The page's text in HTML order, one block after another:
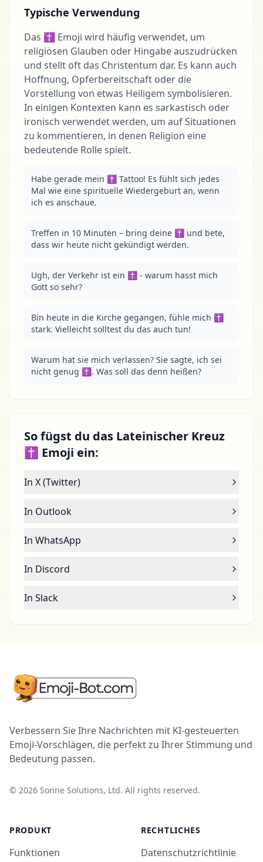
Typische Verwendung
Das ✝ Emoji wird häufig verwendet, um
religiösen Glauben oder Hingabe auszudrücken
und stellt oft das Christentum dar. Es kann auch
Hoffnung, Opferbereitschaft oder die
Vorstellung von etwas Heiligem symbolisieren.
In einigen Kontexten kann es sarkastisch oder
ironisch verwendet werden, um auf Situationen
zu kommentieren, in denen Religion eine
bedeutende Rolle spielt.
Habe gerade mein ✝️ Tattoo! Es fühlt sich jedes
Mal wie eine spirituelle Wiedergeburt an, wenn
ich es anschaue.
Treffen in 10 Minuten – bring deine ✝️ und bete,
dass wir heute nicht gekündigt werden.
Ugh, der Verkehr ist ein ✝️ - warum hasst mich
Gott so sehr?
Bin heute in die Kirche gegangen, fühle mich ✝️
stark. Vielleicht solltest du das auch tun!
Warum hat sie mich verlassen? Sie sagte, ich sei
nicht genug ✝. Was soll das denn heißen?
So fügst du das Lateinischer Kreuz
✝ Emoji ein:
In X (Twitter)
In Outlook
In WhatsApp
In Discord
In Slack
Verbessern Sie Ihre Nachrichten mit KI-gesteuerten
Emoji-Vorschlägen, die perfekt zu Ihrer Stimmung und
Bedeutung passen.
© 2026 Sonne Solutions, Ltd. All rights reserved.
PRODUKT
Funktionen
RECHTLICHES
Datenschutzrichtlinie